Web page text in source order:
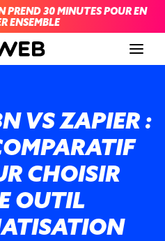
PREND 30 MINUTES POUR EN
ENSEMBLE
Menu
VS ZAPIER :
CHOISIR
OUTIL